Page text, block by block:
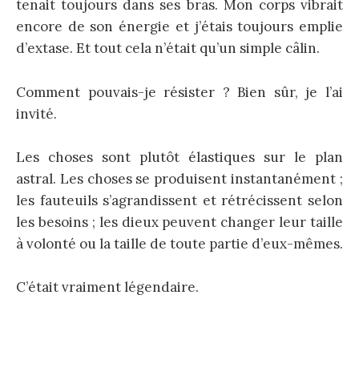
tenait toujours dans ses bras. Mon corps vibrait
encore de son énergie et j’étais toujours emplie
d’extase. Et tout cela n’était qu’un simple câlin.
Comment pouvais-je résister ? Bien sûr, je l’ai
invité.
Les choses sont plutôt élastiques sur le plan
astral. Les choses se produisent instantanément ;
les fauteuils s’agrandissent et rétrécissent selon
les besoins ; les dieux peuvent changer leur taille
à volonté ou la taille de toute partie d’eux-mêmes.
C’était vraiment légendaire.